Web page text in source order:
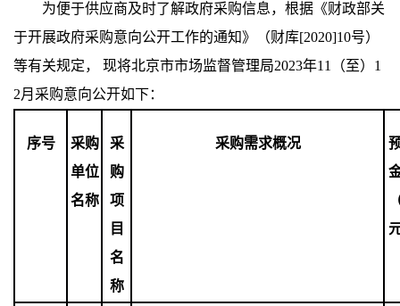
为便于供应商及时了解政府采购信息，根据《财政部关
于开展政府采购意向公开工作的通知》（财库[2020]10号）
等有关规定， 现将北京市市场监督管理局2023年11（至）1
2月采购意向公开如下：
序号
采购
单位
名称
采
购
项
目
名
称
采购需求概况